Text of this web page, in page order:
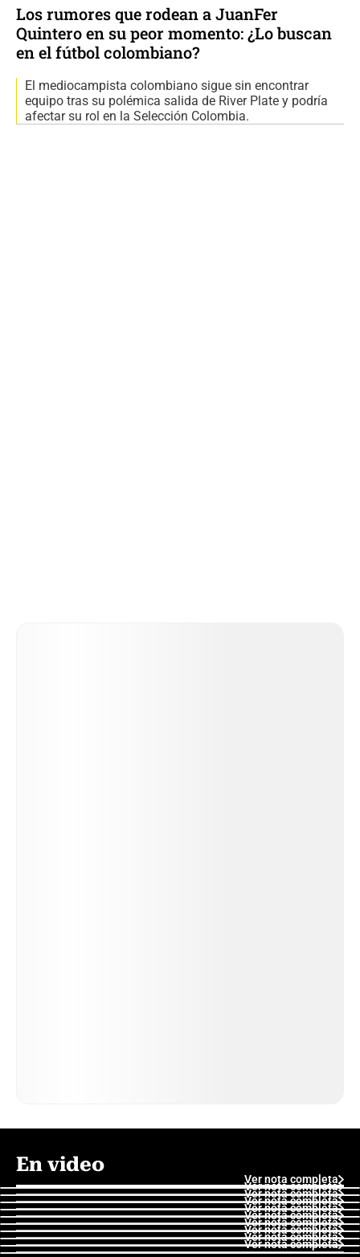
Los rumores que rodean a JuanFer
Quintero en su peor momento: ¿Lo buscan
en el fútbol colombiano?
El mediocampista colombiano sigue sin encontrar
equipo tras su polémica salida de River Plate y podría
afectar su rol en la Selección Colombia.
En video
Ver nota completa
Ver nota completa
Ver nota completa
Ver nota completa
Ver nota completa
Ver nota completa
Ver nota completa
Ver nota completa
Ver nota completa
Ver nota completa